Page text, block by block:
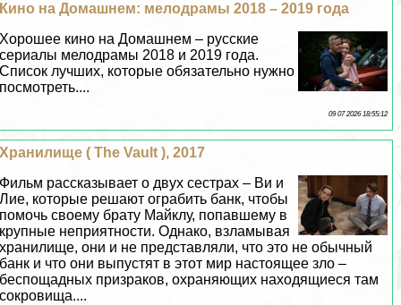
Кино на Домашнем: мелодрамы 2018 – 2019 года
Хорошее кино на Домашнем – русские
сериалы мелодрамы 2018 и 2019 года.
Список лучших, которые обязательно нужно
посмотреть....
09 07 2026 18:55:12
Хранилище ( The Vault ), 2017
Фильм рассказывает о двух сестрах – Ви и
Лие, которые решают ограбить банк, чтобы
помочь своему брату Майклу, попавшему в
крупные неприятности. Однако, взламывая
хранилище, они и не представляли, что это не обычный
банк и что они выпустят в этот мир настоящее зло –
беспощадных призpaков, охраняющих находящиеся там
сокровища....